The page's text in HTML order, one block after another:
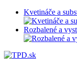
Kvetináče a
Rozbalené a